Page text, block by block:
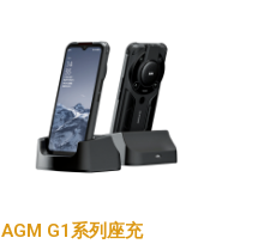
AGM G1系列座充